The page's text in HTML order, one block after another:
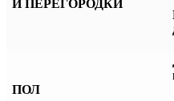
И ПЕРЕГОРОДКИ
ПОЛ